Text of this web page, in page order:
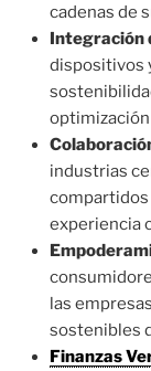
cadenas de
Integración
dispositivos
industrias
compartidos
experiencia
las
sostenibles
Finanzas